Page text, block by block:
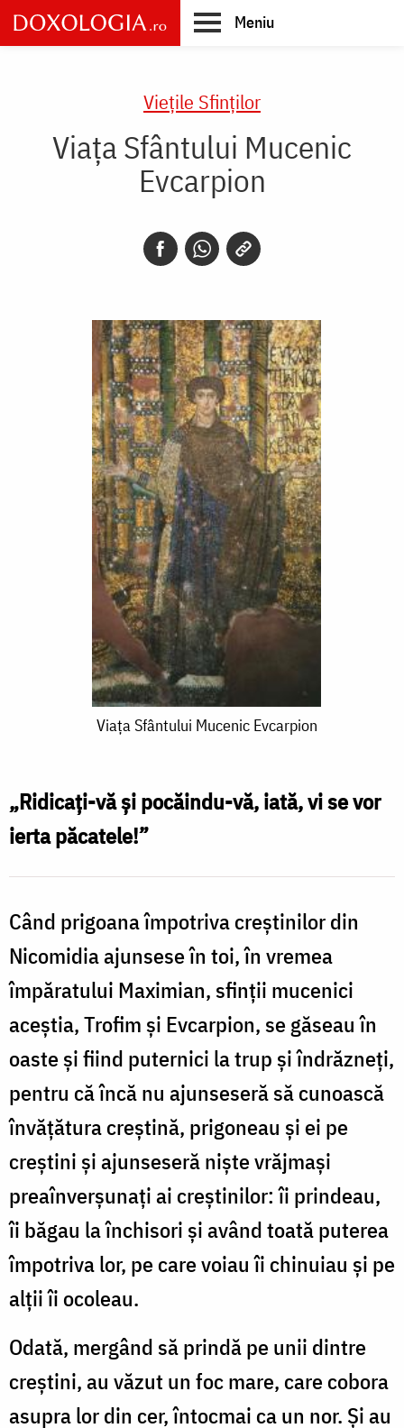
Skip
to
main
Meniu
Vieţile Sfinţilor
Viaţa Sfântului Mucenic
Evcarpion
Evcarpion
Viaţa Sfântului Mucenic Evcarpion
„Ridicaţi-vă şi pocăindu-vă, iată, vi se vor
ierta păcatele!”
Când prigoana împotriva creştinilor din
Nicomidia ajunsese în toi, în vremea
împăratului Maximian, sfinţii mucenici
aceştia, Trofim şi Evcarpion, se găseau în
oaste şi fiind puternici la trup şi îndrăzneţi,
pentru că încă nu ajunseseră să cunoască
învăţătura creştină, prigoneau şi ei pe
creştini şi ajunseseră nişte vrăjmaşi
preaînverşunaţi ai creştinilor: îi prindeau,
îi băgau la închisori şi având toată puterea
împotriva lor, pe care voiau îi chinuiau şi pe
alţii îi ocoleau.
Odată, mergând să prindă pe unii dintre
creştini, au văzut un foc mare, care cobora
asupra lor din cer, întocmai ca un nor. Şi au